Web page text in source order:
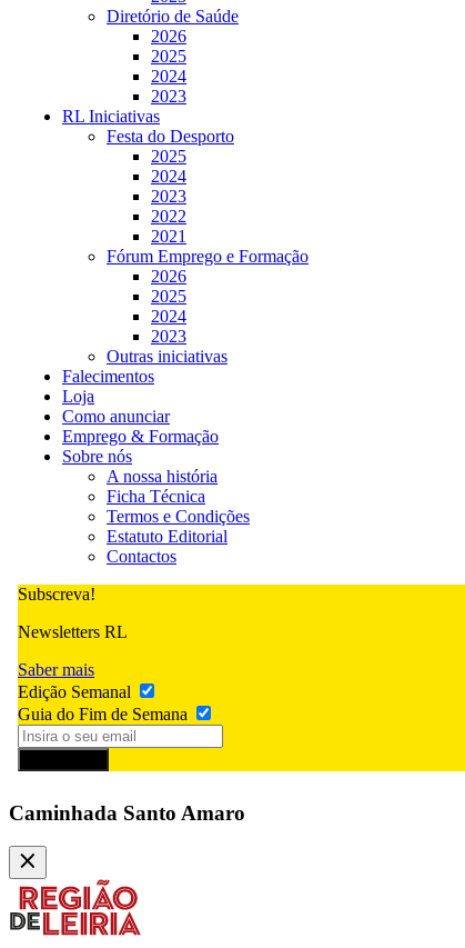
Diretório de Saúde
2026
2025
2024
2023
RL Iniciativas
Festa do Desporto
2025
2024
2023
2022
2021
Fórum Emprego e Formação
2026
2025
2024
2023
Outras iniciativas
Falecimentos
Loja
Como anunciar
Emprego & Formação
Sobre nós
A nossa história
Ficha Técnica
Termos e Condições
Estatuto Editorial
Contactos
Subscreva!
Newsletters RL
Saber mais
Edição Semanal
Guia do Fim de Semana
Caminhada Santo Amaro